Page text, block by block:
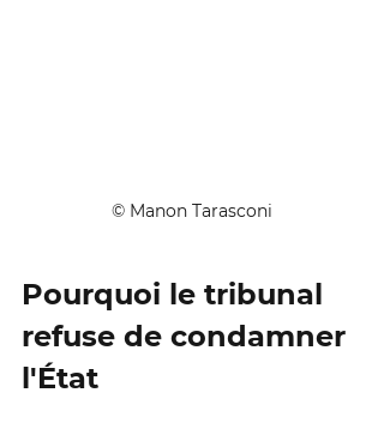
© Manon Tarasconi
Pourquoi le tribunal
refuse de condamner
l'État